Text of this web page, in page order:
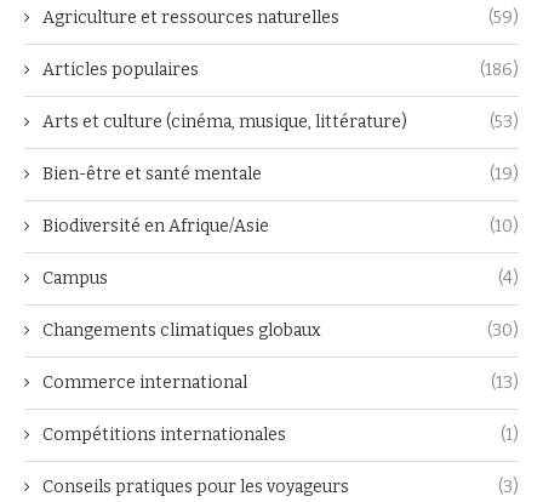
Agriculture et ressources naturelles (59)
Articles populaires (186)
Arts et culture (cinéma, musique, littérature) (53)
Bien-être et santé mentale (19)
Biodiversité en Afrique/Asie (10)
Campus (4)
Changements climatiques globaux (30)
Commerce international (13)
Compétitions internationales (1)
Conseils pratiques pour les voyageurs (3)